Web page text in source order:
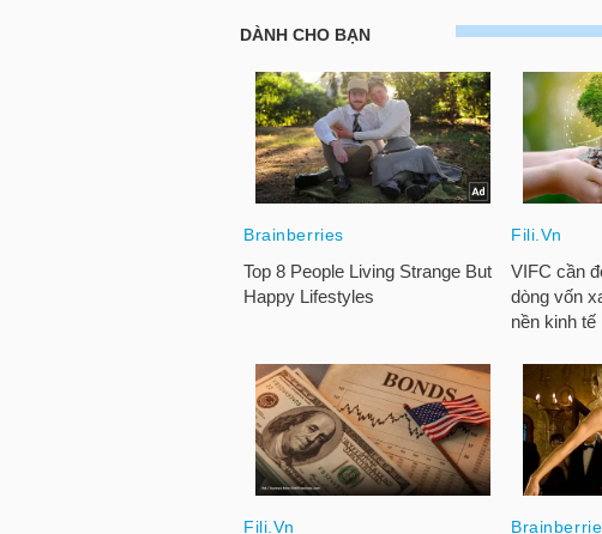
CSTB2505: Quyết định về việc hủy